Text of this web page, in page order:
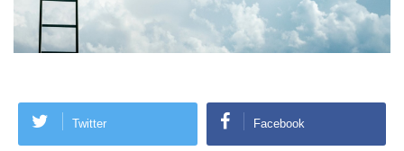
Twitter Facebook